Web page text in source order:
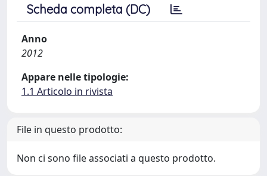
Scheda completa (DC)
Anno
2012
Appare nelle tipologie:
1.1 Articolo in rivista
File in questo prodotto:
Non ci sono file associati a questo prodotto.